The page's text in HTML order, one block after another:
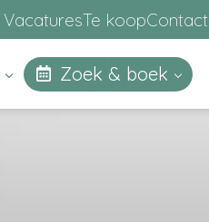
VacaturesTe koopContact
Zoek & boek